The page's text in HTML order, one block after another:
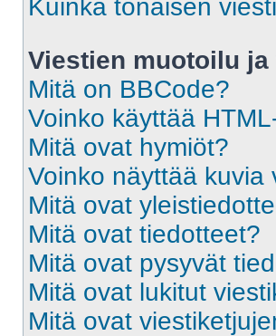
Kuinka tönäisen
Viestien muotoilu
Mitä on BBCode?
Voinko käyttää
Mitä ovat hymiöt?
Voinko näyttää kuvia
Mitä ovat
Mitä ovat tiedotteet?
Mitä ovat pysyvät
Mitä ovat lukitut
Mitä ovat